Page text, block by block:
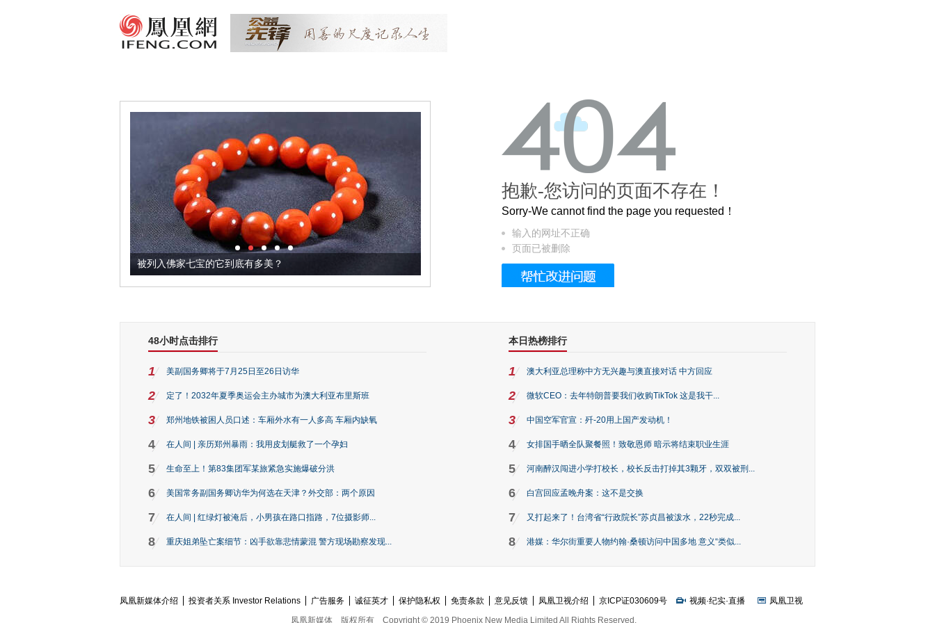
被列入佛家七宝的它到底有多美？ 这个3.2米的长卷，还原了600岁的紫禁城
抱歉-您访问的页面不存在！
Sorry-We cannot find the page you requested！
输入的网址不正确
页面已被删除
48小时点击排行
1 美副国务卿将于7月25日至26日访华
2 定了！2032年夏季奥运会主办城市为澳大利亚布里斯班
3 郑州地铁被困人员口述：车厢外水有一人多高 车厢内缺氧
4 在人间 | 亲历郑州暴雨：我用皮划艇救了一个孕妇
5 生命至上！第83集团军某旅紧急实施爆破分洪
6 美国常务副国务卿访华为何选在天津？外交部：两个原因
7 在人间 | 红绿灯被淹后，小男孩在路口指路，7位摄影师...
8 重庆姐弟坠亡案细节：凶手欲靠悲情蒙混 警方现场勘察发现...
本日热榜排行
1 澳大利亚总理称中方无兴趣与澳直接对话 中方回应
2 微软CEO：去年特朗普要我们收购TikTok 这是我干...
3 中国空军官宣：歼-20用上国产发动机！
4 女排国手晒全队聚餐照！致敬恩师 暗示将结束职业生涯
5 河南醉汉闯进小学打校长，校长反击打掉其3颗牙，双双被刑...
6 白宫回应孟晚舟案：这不是交换
7 又打起来了！台湾省“行政院长”苏贞昌被泼水，22秒完成...
8 港媒：华尔街重要人物约翰·桑顿访问中国多地 意义“类似...
凤凰新媒体介绍 投资者关系 Investor Relations 广告服务 诚征英才 保护隐私权 免责条款 意见反馈 凤凰卫视介绍 京ICP证030609号 视频·纪实·直播
凤凰卫视
凤凰新媒体
版权所有 Copyright © 2019 Phoenix New Media Limited All Rights Reserved.